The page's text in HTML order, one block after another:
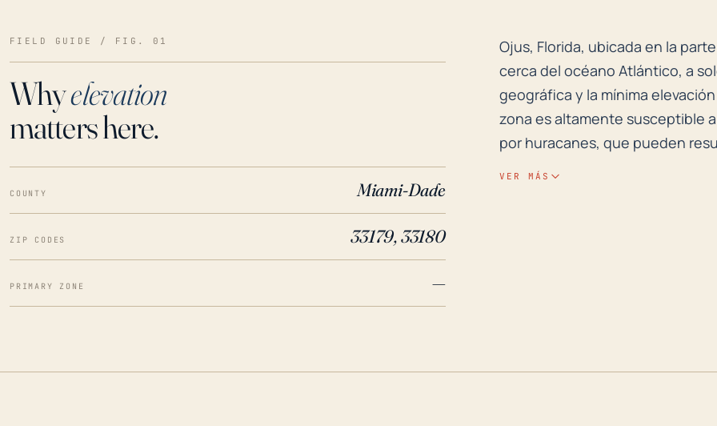
FIELD GUIDE / FIG. 01
Whyelevation
matters here.
COUNTY Miami-Dade
ZIP CODES 33179, 33180
PRIMARY ZONE —
Ojus, Florida, ubicada en la
Ojus, Florida, ubicada en la
cerca del océano Atlántico, a
geográfica y la mínima
zona es altamente susceptible
por huracanes, que pueden
menor altitud y el terreno llano
VER MÁS